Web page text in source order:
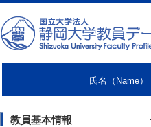
氏名（Name）
教員基本情報